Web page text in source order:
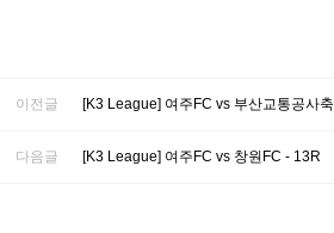
이전글 [K3 League] 여주FC vs 부산교통공사
다음글 [K3 League] 여주FC vs 창원FC - 13R